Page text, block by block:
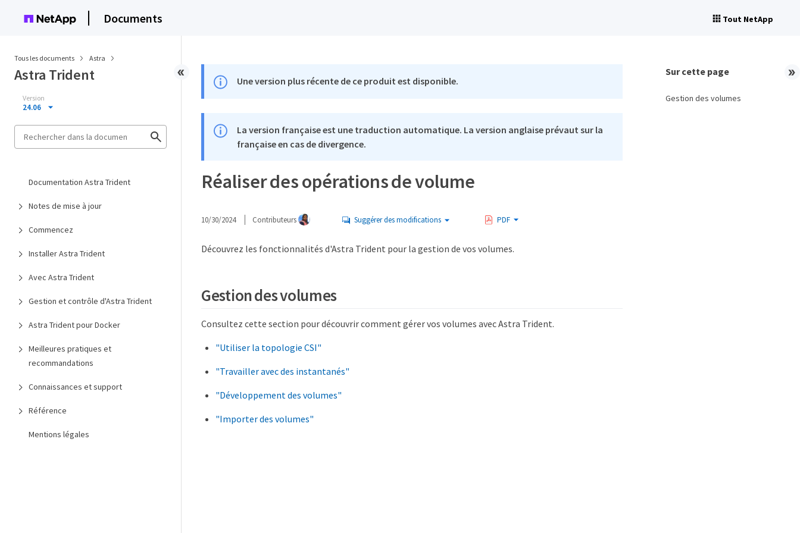
Documents Tout NetApp
Tous les documents Astra
Astra Trident
Version
24.06
Documentation Astra Trident
Notes de mise à jour
Commencez
Installer Astra Trident
Avec Astra Trident
Gestion et contrôle d'Astra Trident
Astra Trident pour Docker
Meilleures pratiques et
recommandations
Connaissances et support
Référence
Mentions légales
Une version plus récente de ce produit est disponible.
La version française est une traduction automatique. La version anglaise prévaut sur la
française en cas de divergence.
Réaliser des opérations de volume
10/30/2024 Contributeurs Suggérer des modifications PDF
Découvrez les fonctionnalités d'Astra Trident pour la gestion de vos volumes.
Gestion des volumes
Consultez cette section pour découvrir comment gérer vos volumes avec Astra Trident.
"Utiliser la topologie CSI"
"Travailler avec des instantanés"
"Développement des volumes"
"Importer des volumes"
Sur cette page
Gestion des volumes